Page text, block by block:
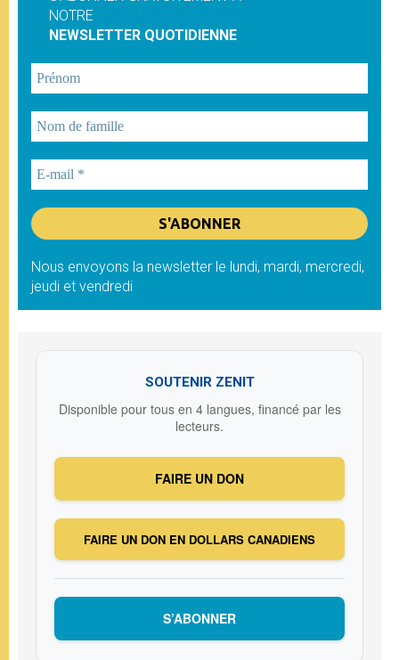
NOTRE
NEWSLETTER QUOTIDIENNE
Nous envoyons la newsletter le lundi, mardi, mercredi,
jeudi et vendredi
SOUTENIR ZENIT
Disponible pour tous en 4 langues, financé par les
lecteurs.
FAIRE UN DON
FAIRE UN DON EN DOLLARS CANADIENS
S’ABONNER